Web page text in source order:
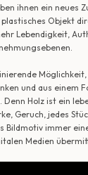
ihnen ein neues
Objekt
Lebendigkeit,
und aus einem
Denn Holz ist ein
Geruch, jedes
Bildmotiv immer
Medien